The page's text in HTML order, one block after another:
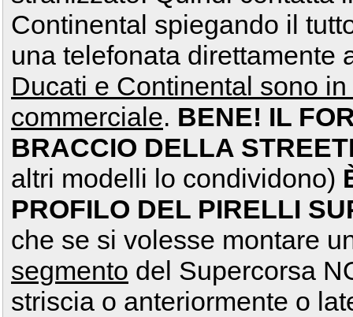
Continental spiegando il
una telefonata direttamente
Ducati e Continental sono
commerciale. BENE! IL
BRACCIO DELLA
altri modelli lo condividono)
PROFILO DEL PIRELLI
che se si volesse montare
segmento del Supercorsa
striscia o anteriormente o